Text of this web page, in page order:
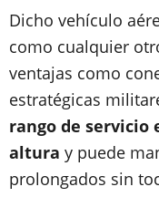
Dicho vehículo
como cualquier
ventajas como
estratégicas
rango de servicio
altura y puede
prolongados sin